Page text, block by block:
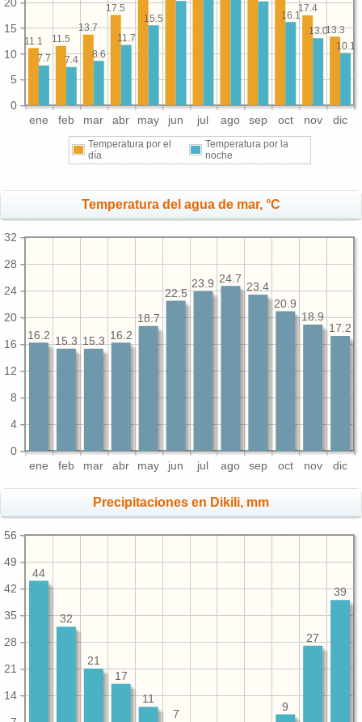
ene feb mar abr may jun jul ago sep oct nov dic
0
5
10
15 13.3
17.4
17.5
13.7
11.5
11.1 10.1
13.0
16.1
15.5
11.7
8.6
7.4
7.7
Temperatura por el
día
Temperatura por la
noche
Temperatura del agua de mar, °C
ene feb mar abr may jun jul ago sep oct nov dic
0
4
8
12
16
20
24
28
32
17.2
18.9
20.9
23.4
24.7
23.9
22.5
18.7
16.2
15.3
15.3
16.2
Precipitaciones en Dikili, mm
14
21
28
35
42
49
56
39
27
9
7
11
17
21
32
44